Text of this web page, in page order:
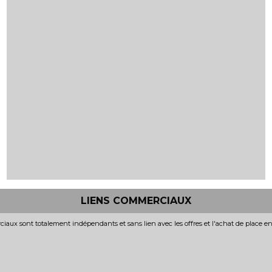
LIENS COMMERCIAUX
sont totalement indépendants et sans lien avec les offres et l'achat de place